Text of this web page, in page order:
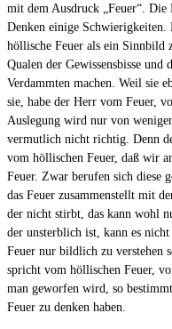
mit dem Ausdruck „Feuer“.
Denken einige Schwierigkeiten.
höllische Feuer als ein Sinnbild
Qualen der Gewissensbisse
Verdammten machen. Weil sie
sie, habe der Herr vom Feuer,
Auslegung wird nur von
vermutlich nicht richtig. Denn
vom höllischen Feuer, daß wir
Feuer. Zwar berufen sich diese
das Feuer zusammenstellt mit
der nicht stirbt, das kann wohl
der unsterblich ist, kann es
Feuer nur bildlich zu verstehen
spricht vom höllischen Feuer,
man geworfen wird, so
Feuer zu denken haben.